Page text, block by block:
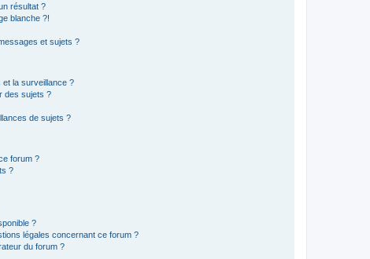
résultat ?
blanche ?!
et sujets ?
et la surveillance ?
des sujets ?
de sujets ?
forum ?
?
?
légales concernant ce forum ?
du forum ?